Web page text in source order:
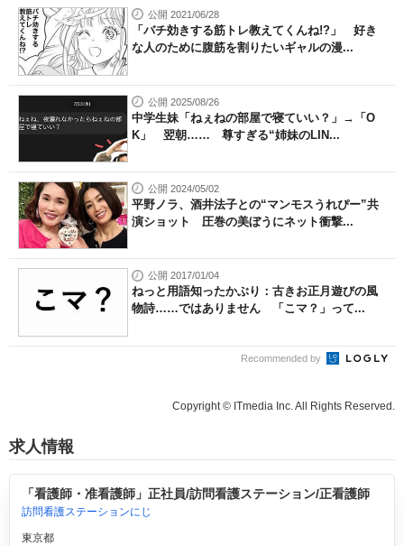
公開 2021/06/28
「バチ効きする筋トレ教えてくんね!?」 好き
な人のために腹筋を割りたいギャルの漫...
公開 2025/08/26
中学生妹「ねぇねの部屋で寝ていい？」→「O
K」 翌朝…… 尊すぎる“姉妹のLIN...
公開 2024/05/02
平野ノラ、酒井法子との“マンモスうれぴー”共
演ショット 圧巻の美ぼうにネット衝撃...
公開 2017/01/04
ねっと用語知ったかぶり：古きお正月遊びの風
物詩……ではありません 「こマ？」って...
Recommended by
Copyright © ITmedia Inc. All Rights Reserved.
求人情報
「看護師・准看護師」正社員/訪問看護ステーション/正看護師
訪問看護ステーションにじ
東京都